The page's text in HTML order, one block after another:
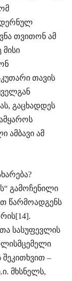
თვითონ ამ
თავის
გაცხადდეს
ამბავი ამ
გამოჩენილი
წარმოადგენს
სასუფევლის
შეკითხვით –
მხსნელს,